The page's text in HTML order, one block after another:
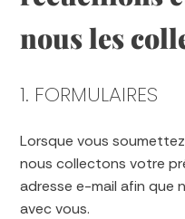
nous les
1. FORMULAIRES
Lorsque vous
nous collectons votre
adresse e-mail afin que
avec vous.